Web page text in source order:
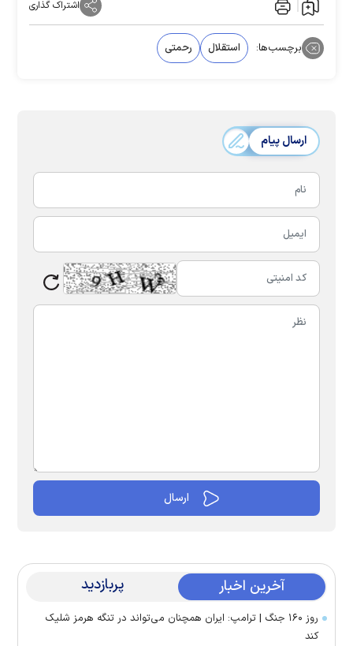
اشتراک گذاری
برچسب‌ها: استقلال رحمتی
ارسال پیام
آخرین اخبار پربازدید
روز ۱۶۰ جنگ | ترامپ: ایران همچنان می‌تواند در تنگه هرمز شلیک
کند